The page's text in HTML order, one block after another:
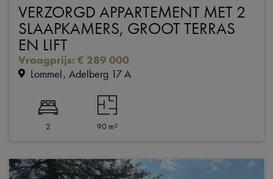
VERZORGD APPARTEMENT MET 2
SLAAPKAMERS, GROOT TERRAS
EN LIFT
Vraagprijs: € 289 000
Lommel Adelberg 17 A
2 90 m²